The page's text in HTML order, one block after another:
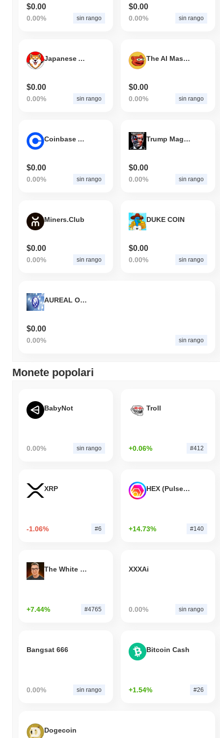
$0.00
0.00% sin rango
$0.00
0.00% sin rango
Japanese Akita Inu
$0.00
0.00% sin rango
The AI Mascot
$0.00
0.00% sin rango
Coinbase AI Agent
$0.00
0.00% sin rango
Trump Maga AI
$0.00
0.00% sin rango
Miners.Club
$0.00
0.00% sin rango
DUKE COIN
$0.00
0.00% sin rango
AUREAL ONE
$0.00
0.00% sin rango
Monete popolari
BabyNot
0.00% sin rango
Troll
+0.06% #412
XRP
-1.06% #6
HEX (Pulsechain)
+14.73% #140
The White Bull
+7.44% #4765
XXXAi
0.00% sin rango
Bangsat 666
0.00% sin rango
Bitcoin Cash
+1.54% #26
Dogecoin